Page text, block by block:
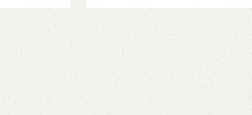
Añadir al carrito